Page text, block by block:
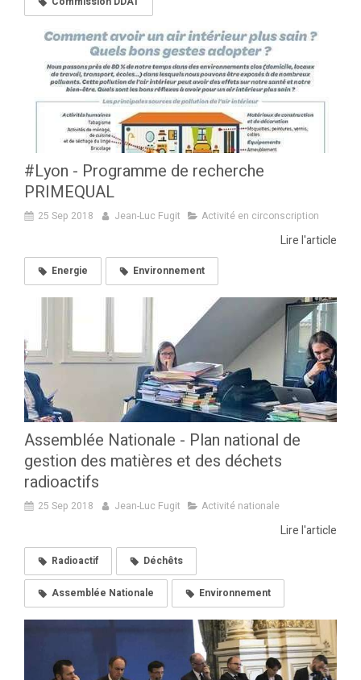
#Lyon - Programme de recherche
PRIMEQUAL
25 Sep 2018 Jean-Luc Fugit Activité en circonscription
Lire l'article
Energie Environnement
Assemblée Nationale - Plan national de
gestion des matières et des déchets
radioactifs
25 Sep 2018 Jean-Luc Fugit Activité nationale
Lire l'article
Radioactif Déchêts
Assemblée Nationale Environnement